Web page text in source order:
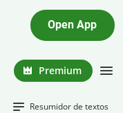
Open App
Premium
Resumidor de textos